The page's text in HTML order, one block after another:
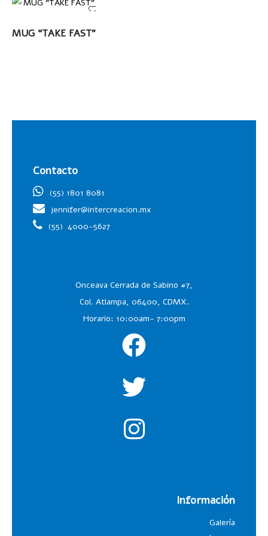
LEER MÁS
MUG “TAKE FAST”
Contacto
(55) 1801 8081
jennifer@intercreacion.mx
(55) 4000-5627
Onceava Cerrada de Sabino #7,
Col. Atlampa, 06400, CDMX.
Horario: 10:00am- 7:00pm
Información
Galería